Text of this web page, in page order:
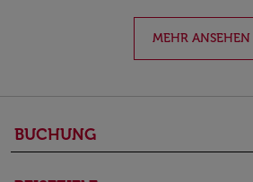
MEHR ANSEHEN
BUCHUNG